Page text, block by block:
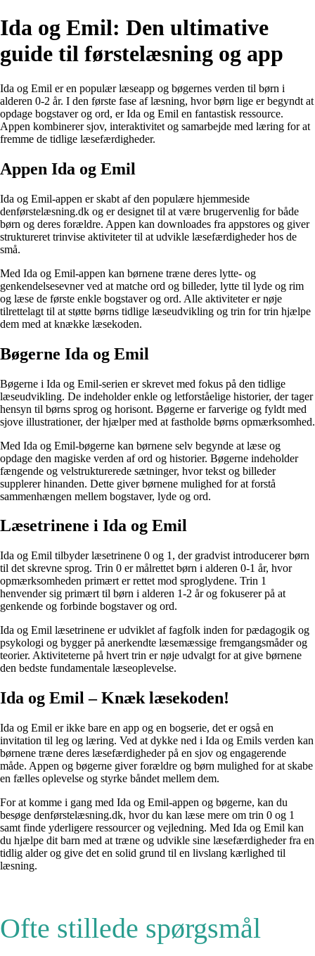
Ida og Emil: Den ultimative
guide til førstelæsning og app
Ida og Emil er en populær læseapp og bøgernes verden til børn i
alderen 0-2 år. I den første fase af læsning, hvor børn lige er begyndt at
opdage bogstaver og ord, er Ida og Emil en fantastisk ressource.
Appen kombinerer sjov, interaktivitet og samarbejde med læring for at
fremme de tidlige læsefærdigheder.
Appen Ida og Emil
Ida og Emil-appen er skabt af den populære hjemmeside
denførstelæsning.dk og er designet til at være brugervenlig for både
børn og deres forældre. Appen kan downloades fra appstores og giver
struktureret trinvise aktiviteter til at udvikle læsefærdigheder hos de
små.
Med Ida og Emil-appen kan børnene træne deres lytte- og
genkendelsesevner ved at matche ord og billeder, lytte til lyde og rim
og læse de første enkle bogstaver og ord. Alle aktiviteter er nøje
tilrettelagt til at støtte børns tidlige læseudvikling og trin for trin hjælpe
dem med at knække læsekoden.
Bøgerne Ida og Emil
Bøgerne i Ida og Emil-serien er skrevet med fokus på den tidlige
læseudvikling. De indeholder enkle og letforståelige historier, der tager
hensyn til børns sprog og horisont. Bøgerne er farverige og fyldt med
sjove illustrationer, der hjælper med at fastholde børns opmærksomhed.
Med Ida og Emil-bøgerne kan børnene selv begynde at læse og
opdage den magiske verden af ​​ord og historier. Bøgerne indeholder
fængende og velstrukturerede sætninger, hvor tekst og billeder
supplerer hinanden. Dette giver børnene mulighed for at forstå
sammenhængen mellem bogstaver, lyde og ord.
Læsetrinene i Ida og Emil
Ida og Emil tilbyder læsetrinene 0 og 1, der gradvist introducerer børn
til det skrevne sprog. Trin 0 er målrettet børn i alderen 0-1 år, hvor
opmærksomheden primært er rettet mod sproglydene. Trin 1
henvender sig primært til børn i alderen 1-2 år og fokuserer på at
genkende og forbinde bogstaver og ord.
Ida og Emil læsetrinene er udviklet af fagfolk inden for pædagogik og
psykologi og bygger på anerkendte læsemæssige fremgangsmåder og
teorier. Aktiviteterne på hvert trin er nøje udvalgt for at give børnene
den bedste fundamentale læseoplevelse.
Ida og Emil – Knæk læsekoden!
Ida og Emil er ikke bare en app og en bogserie, det er også en
invitation til leg og læring. Ved at dykke ned i Ida og Emils verden kan
børnene træne deres læsefærdigheder på en sjov og engagerende
måde. Appen og bøgerne giver forældre og børn mulighed for at skabe
en fælles oplevelse og styrke båndet mellem dem.
For at komme i gang med Ida og Emil-appen og bøgerne, kan du
besøge denførstelæsning.dk, hvor du kan læse mere om trin 0 og 1
samt finde yderligere ressourcer og vejledning. Med Ida og Emil kan
du hjælpe dit barn med at træne og udvikle sine læsefærdigheder fra en
tidlig alder og give det en solid grund til en livslang kærlighed til
læsning.
Ofte stillede spørgsmål